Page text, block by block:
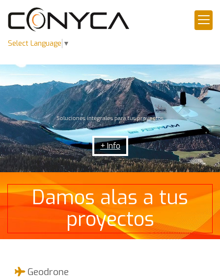
Select Language ▼
Soluciones integrales para tus proyectos
+ Info
Servicios de
Damos alas a tus
proyectos
Geodrone